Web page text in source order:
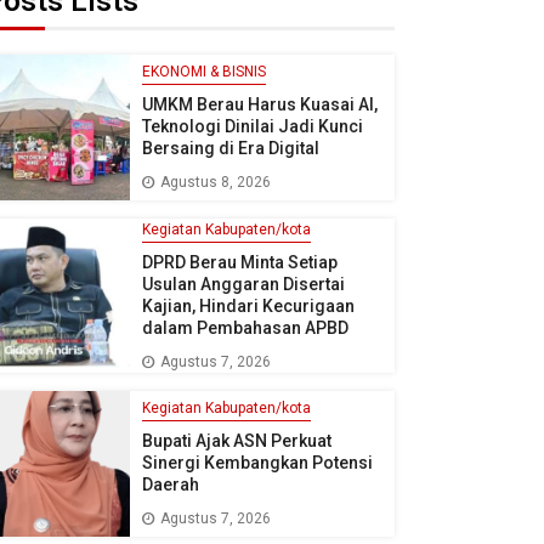
EKONOMI & BISNIS
UMKM Berau Harus Kuasai AI,
Teknologi Dinilai Jadi Kunci
Bersaing di Era Digital
Agustus 8, 2026
Kegiatan Kabupaten/kota
DPRD Berau Minta Setiap
Usulan Anggaran Disertai
Kajian, Hindari Kecurigaan
dalam Pembahasan APBD
Agustus 7, 2026
Kegiatan Kabupaten/kota
Bupati Ajak ASN Perkuat
Sinergi Kembangkan Potensi
Daerah
Agustus 7, 2026